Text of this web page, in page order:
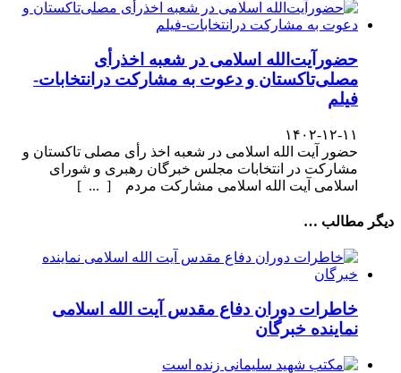
حضورآیت‌الله اسلامی در شعبه اخذرأی
مصلی‌تاکستان و دعوت به مشارکت درانتخابات-
فیلم
۱۴۰۲-۱۲-۱۱
حضور آیت الله اسلامی در شعبه اخذ رأی مصلی تاکستان و
مشارکت در انتخابات مجلس خبرگان رهبری و شورای
اسلامی آیت الله اسلامی مشارکت مردم [ ... ]
دیگر مطالب …
خاطرات دوران دفاع مقدس آیت الله اسلامی
نماینده خبرگان